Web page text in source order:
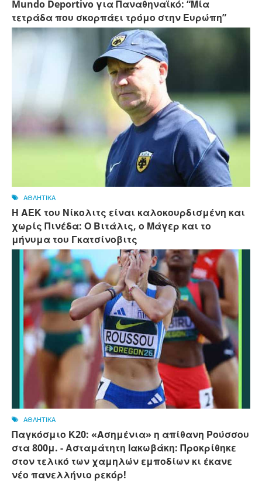
Mundo Deportivo για Παναθηναϊκό: “Μία
τετράδα που σκορπάει τρόμο στην Ευρώπη”
ΑΘΛΗΤΙΚΑ
Η ΑΕΚ του Νίκολιτς είναι καλοκουρδισμένη και
χωρίς Πινέδα: Ο Βιτάλις, ο Μάγερ και το
μήνυμα του Γκατσίνοβιτς
ΑΘΛΗΤΙΚΑ
Παγκόσμιο Κ20: «Ασημένια» η απίθανη Ρούσσου
στα 800μ. - Ασταμάτητη Ιακωβάκη: Προκρίθηκε
στον τελικό των χαμηλών εμποδίων κι έκανε
νέο πανελλήνιο ρεκόρ!